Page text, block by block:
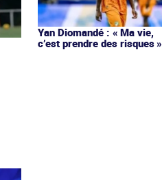
Yan Diomandé : « Ma vie,
c’est prendre des risques »